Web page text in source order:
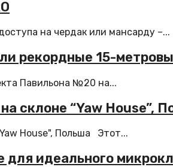
на чердак или мансарду –...
рекордные 15-
Павильона №20 на...
склоне “Yaw House”,
House", Польша Этот...
для идеального